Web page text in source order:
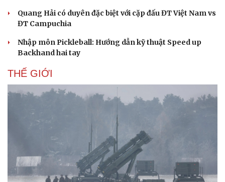
Tư vấn
Săn Tour
check-in
Câu chuyện thời sự
Cửa sổ tình yêu
Quang Hải có duyên đặc biệt với cặp đấu ĐT Việt Nam vs
ĐT Campuchia
Nhập môn Pickleball: Hướng dẫn kỹ thuật Speed up
Backhand hai tay
THẾ GIỚI